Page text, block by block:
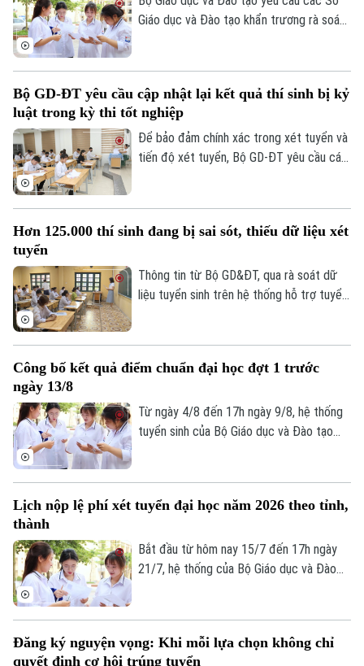
Theo dõi Hà Nội On
Di tích
Dinh dưỡng
Tư vấn sức khỏe
Bóng đá
Quần vợt
Golf
Giải trí
Sao
Điện ảnh
Thời trang
Âm nhạc
Giáo dục và Đào tạo khẩn trương rà soát,
(24/7/2026). Các điểm tiếp nhận hồ sơ
được yêu cầu tuyệt đối không để chậm
muộn hoặc bỏ sót đơn thư của thí sinh.
Bộ GD-ĐT yêu cầu cập nhật lại kết quả thí sinh bị kỷ
luật trong kỳ thi tốt nghiệp
Để bảo đảm chính xác trong xét tuyển và
tiến độ xét tuyển, Bộ GD-ĐT yêu cầu các
tuyển sinh chung đối với thi sinh.
Hơn 125.000 thí sinh đang bị sai sót, thiếu dữ liệu xét
tuyển
Thông tin từ Bộ GD&ĐT, qua rà soát dữ
liệu tuyển sinh trên hệ thống hỗ trợ tuyển
ngữ, dữ liệu khu vực ưu tiên. Cụ thể, hơn
chứng ưu tiên và chứng chỉ ngoại ngữ.
Công bố kết quả điểm chuẩn đại học đợt 1 trước
ngày 13/8
Từ ngày 4/8 đến 17h ngày 9/8, hệ thống
tuyển sinh của Bộ Giáo dục và Đào tạo
Lịch nộp lệ phí xét tuyển đại học năm 2026 theo tỉnh,
thành
Bắt đầu từ hôm nay 15/7 đến 17h ngày
21/7, hệ thống của Bộ Giáo dục và Đào
được chia làm 6 mốc thời gian khác nhau.
Đăng ký nguyện vọng: Khi mỗi lựa chọn không chỉ
quyết định cơ hội trúng tuyển